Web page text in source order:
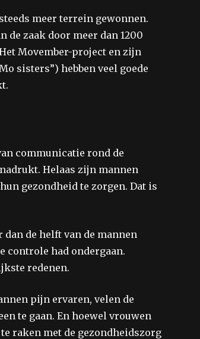
meer terrein gewonnen.
de zaak door meer dan 1200
Movember-project en zijn
sisters”) hebben veel goede
communicatie rond de
Helaas zijn mannen
gezondheid te zorgen. Dat is
de helft van de mannen
controle had ondergaan.
redenen.
pijn ervaren, velen de
te gaan. En hoewel vrouwen
raken met de gezondheidszorg